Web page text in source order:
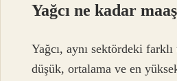
Yağcı ne kadar
Yağcı, aynı sektördeki farklı
düşük, ortalama ve en